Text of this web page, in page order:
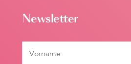
Newsletter